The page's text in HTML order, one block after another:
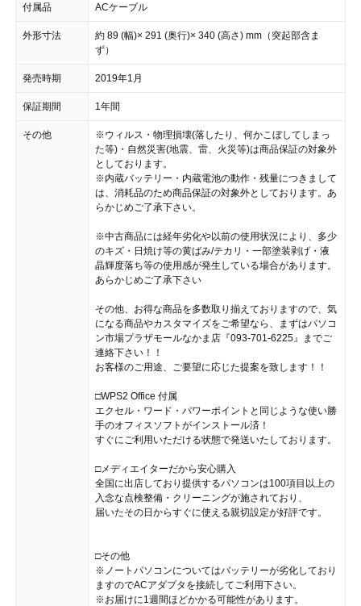
付属品 ACケーブル
外形寸法
約 89 (幅)× 291 (奥行)× 340 (高さ) mm（突起部含ま
ず）
発売時期 2019年1月
保証期間 1年間
その他
※ウィルス・物理損壊(落したり、何かこぼしてしまっ
た等)・自然災害(地震、雷、火災等)は商品保証の対象外
としております。
※内蔵バッテリー・内蔵電池の動作・残量につきまして
は、消耗品のため商品保証の対象外としております。あ
らかじめご了承下さい。
※中古商品には経年劣化や以前の使用状況により、多少
のキズ・日焼け等の黄ばみ/テカリ・一部塗装剥げ・液
晶輝度落ち等の使用感が発生している場合があります。
あらかじめご了承下さい
その他、お得な商品を多数取り揃えておりますので、気
になる商品やカスタマイズをご希望なら、まずはパソコ
ン市場プラザモールなかま店『093-701-6225』までご
連絡下さい！！
お客様のご用途、ご要望に応じた提案を致します！！
□WPS2 Office 付属
エクセル・ワード・パワーポイントと同じような使い勝
手のオフィスソフトがインストール済！
すぐにご利用いただける状態で発送いたしております。
□メディエイターだから安心購入
全国に出店しており提供するパソコンは100項目以上の
入念な点検整備・クリーニングが施されており、
届いたその日からすぐに使える親切設定が好評です。
□その他
※ノートパソコンについてはバッテリーが劣化しており
ますのでACアダプタを接続してご利用下さい。
※お届けに1週間ほどかかる可能性があります。